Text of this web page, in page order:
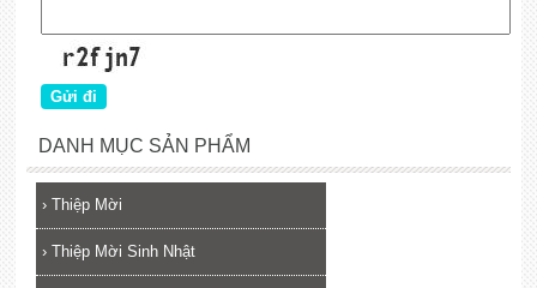
DANH MỤC SẢN PHẨM
› Thiệp Mời
› Thiệp Mời Sinh Nhật